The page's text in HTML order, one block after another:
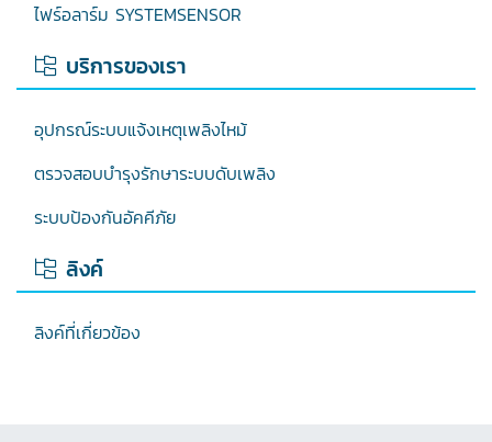
ไฟร์อลาร์ม SYSTEMSENSOR
บริการของเรา
อุปกรณ์ระบบแจ้งเหตุเพลิงไหม้
ตรวจสอบบำรุงรักษาระบบดับเพลิง
ระบบป้องกันอัคคีภัย
ลิงค์
ลิงค์ที่เกี่ยวข้อง